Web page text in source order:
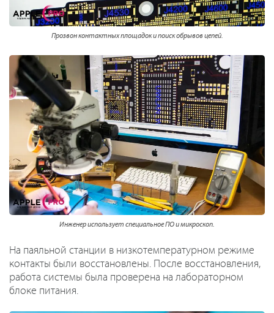
Прозвон контактных площадок и поиск обрывов цепей.
Инженер использует специальное ПО и микроскоп.
На паяльной станции в низкотемпературном режиме
контакты были восстановлены. После восстановления,
работа системы была проверена на лабораторном
блоке питания.